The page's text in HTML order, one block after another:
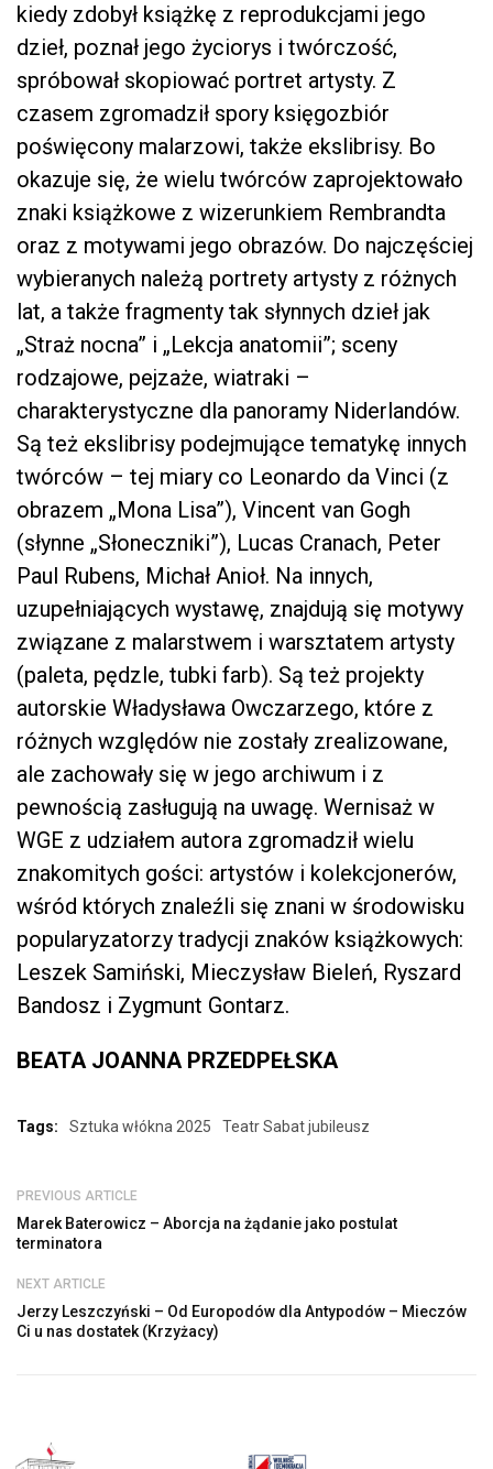
kiedy zdobył książkę z reprodukcjami jego
dzieł, poznał jego życiorys i twórczość,
spróbował skopiować portret artysty. Z
czasem zgromadził spory księgozbiór
poświęcony malarzowi, także ekslibrisy. Bo
okazuje się, że wielu twórców zaprojektowało
znaki książkowe z wizerunkiem Rembrandta
oraz z motywami jego obrazów. Do najczęściej
wybieranych należą portrety artysty z różnych
lat, a także fragmenty tak słynnych dzieł jak
„Straż nocna” i „Lekcja anatomii”; sceny
rodzajowe, pejzaże, wiatraki –
charakterystyczne dla panoramy Niderlandów.
Są też ekslibrisy podejmujące tematykę innych
twórców – tej miary co Leonardo da Vinci (z
obrazem „Mona Lisa”), Vincent van Gogh
(słynne „Słoneczniki”), Lucas Cranach, Peter
Paul Rubens, Michał Anioł. Na innych,
uzupełniających wystawę, znajdują się motywy
związane z malarstwem i warsztatem artysty
(paleta, pędzle, tubki farb). Są też projekty
autorskie Władysława Owczarzego, które z
różnych względów nie zostały zrealizowane,
ale zachowały się w jego archiwum i z
pewnością zasługują na uwagę. Wernisaż w
WGE z udziałem autora zgromadził wielu
znakomitych gości: artystów i kolekcjonerów,
wśród których znaleźli się znani w środowisku
popularyzatorzy tradycji znaków książkowych:
Leszek Samiński, Mieczysław Bieleń, Ryszard
Bandosz i Zygmunt Gontarz.
BEATA JOANNA PRZEDPEŁSKA
Tags: Sztuka włókna 2025 Teatr Sabat jubileusz
PREVIOUS ARTICLE
Marek Baterowicz – Aborcja na żądanie jako postulat
terminatora
NEXT ARTICLE
Jerzy Leszczyński – Od Europodów dla Antypodów – Mieczów
Ci u nas dostatek (Krzyżacy)